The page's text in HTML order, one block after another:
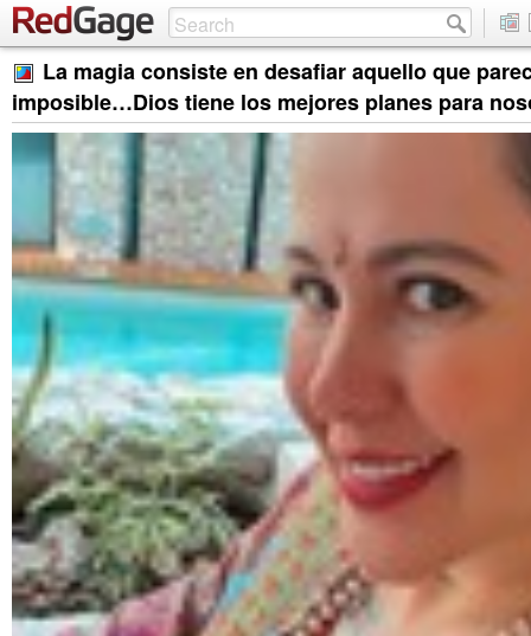
La magia consiste en desafiar aquello que
imposible…Dios tiene los mejores planes para